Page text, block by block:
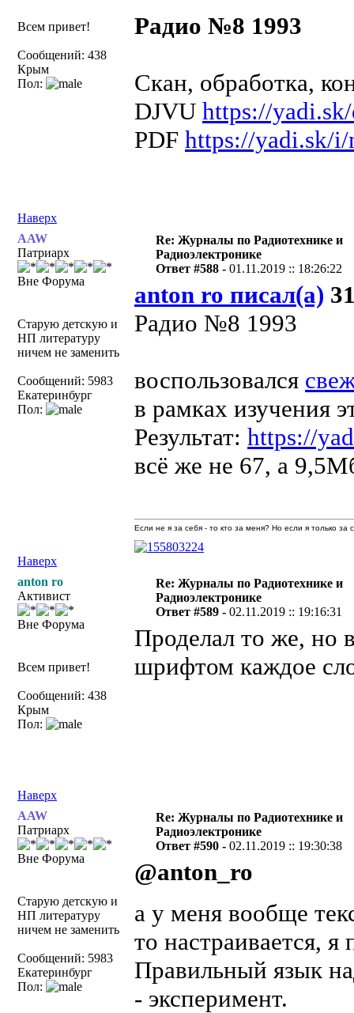
Всем привет!
Сообщений: 438
Крым
Пол:
Радио №8 1993
Скан, обработка,
DJVU https://
PDF https://yadi.sk/
Наверх
AAW
Патриарх
Вне Форума
Старую детскую и
НП литературу
ничем не заменить
Сообщений: 5983
Екатеринбург
Пол:
Re: Журналы по Радиотехнике и
Радиоэлектронике
Ответ #588 -01.11.2019 :: 18:26:22
anton ro писал(а)
Радио №8 1993
воспользовался
в рамках изучения
Результат: https://
всё же не 67, а
Наверх
Если не я за себя - то кто за меня? Но если я только
anton ro
Активист
Вне Форума
Всем привет!
Сообщений: 438
Крым
Пол:
Re: Журналы по Радиотехнике и
Радиоэлектронике
Ответ #589 -02.11.2019 :: 19:16:31
Проделал то же, но
шрифтом каждое
Наверх
AAW
Патриарх
Вне Форума
Старую детскую и
НП литературу
ничем не заменить
Сообщений: 5983
Екатеринбург
Пол:
Re: Журналы по Радиотехнике и
Радиоэлектронике
Ответ #590 -02.11.2019 :: 19:30:38
@anton_ro
а у меня вообще
то настраивается, я
Правильный язык
- эксперимент.